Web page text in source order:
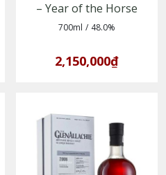
– Year of the Horse
Limited Edition
700ml / 48.0%
2,150,000₫